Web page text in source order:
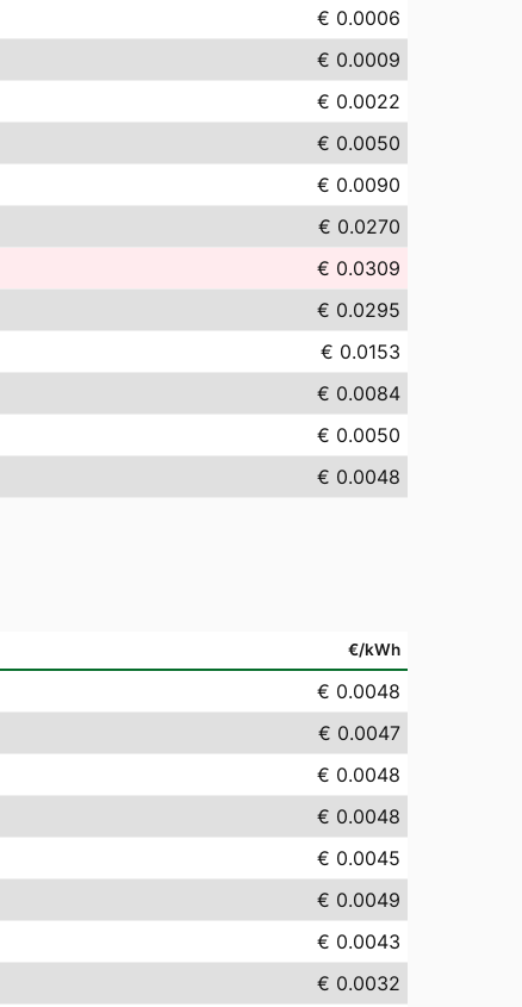
€ 0.0006
€ 0.0009
€ 0.0022
€ 0.0050
€ 0.0090
€ 0.0270
€ 0.0309
€ 0.0295
€ 0.0153
€ 0.0084
€ 0.0050
€ 0.0048
€/kWh
€ 0.0048
€ 0.0047
€ 0.0048
€ 0.0048
€ 0.0045
€ 0.0049
€ 0.0043
€ 0.0032